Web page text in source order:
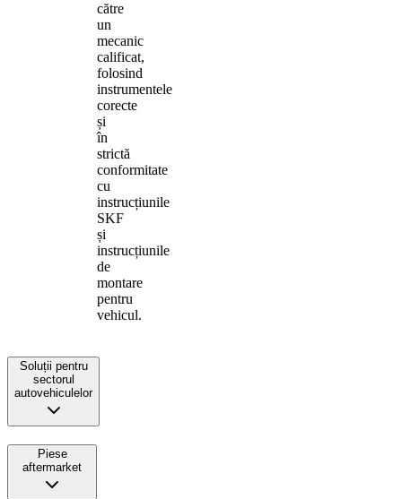
către
un
mecanic
calificat,
folosind
instrumentele
corecte
și
în
strictă
conformitate
cu
instrucțiunile
SKF
și
instrucțiunile
de
montare
pentru
vehicul.
Soluții pentru
sectorul
autovehiculelor
Piese
aftermarket